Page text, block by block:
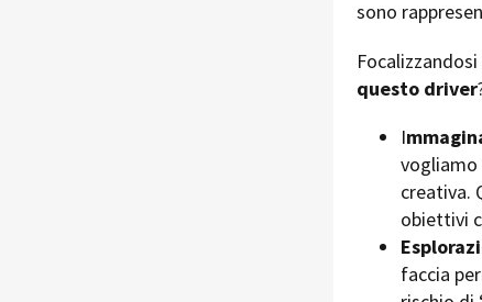
sono
questo driver
I
vogliamo
creativa.
obiettivi
faccia